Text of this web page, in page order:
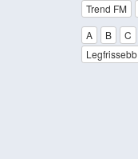
Trend FM
A
B C
Legfrissebb